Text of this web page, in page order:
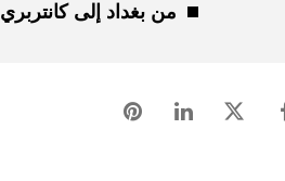
من بغداد إلى كانتربري